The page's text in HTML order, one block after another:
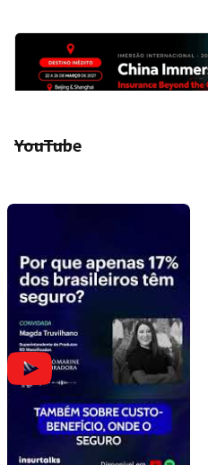
YouTube